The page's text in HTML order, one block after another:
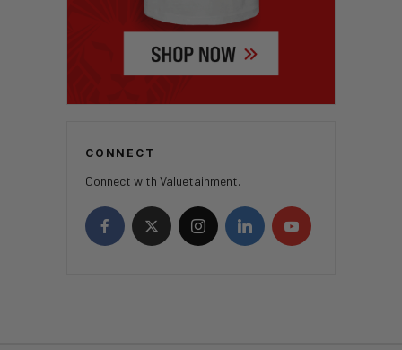
CONNECT
Connect with Valuetainment.